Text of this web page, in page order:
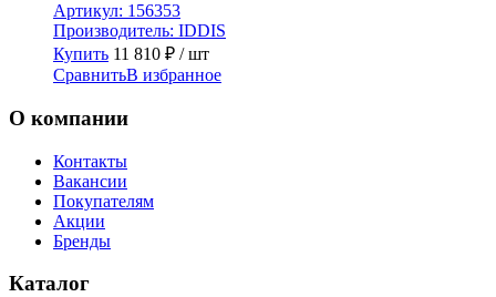
Артикул: 156353
Производитель: IDDIS
Купить 11 810 ₽ / шт
СравнитьВ избранное
О компании
Контакты
Вакансии
Покупателям
Акции
Бренды
Каталог